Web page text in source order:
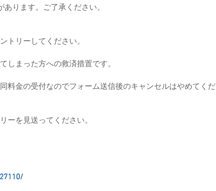
ります。ご了承ください。
トリーしてください。
しまった方への救済措置です。
料金の受付なのでフォーム送信後のキャンセルはやめてくだ
ーを見送ってください。